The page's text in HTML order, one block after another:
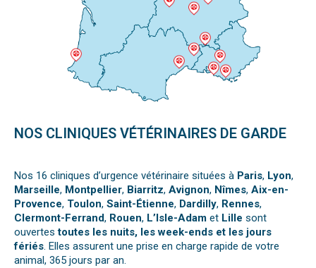
NOS CLINIQUES VÉTÉRINAIRES DE GARDE
Nos 16 cliniques d’urgence vétérinaire situées à Paris, Lyon,
Marseille, Montpellier, Biarritz, Avignon, Nîmes, Aix-en-
Provence, Toulon, Saint-Étienne, Dardilly, Rennes,
Clermont-Ferrand, Rouen, L’Isle-Adam et Lille sont
ouvertestoutes les nuits, les week-ends et les jours
fériés. Elles assurent une prise en charge rapide de votre
animal, 365 jours par an.